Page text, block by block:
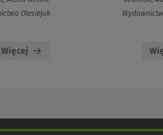
Olesiejuk
Więcej